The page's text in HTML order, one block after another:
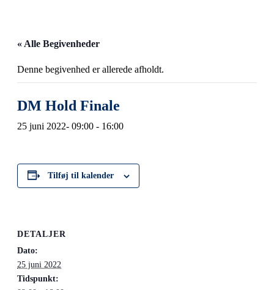
« Alle Begivenheder
Denne begivenhed er allerede afholdt.
DM Hold Finale
25 juni 2022- 09:00 - 16:00
Tilføj til kalender
DETALJER
Dato:
25 juni 2022
Tidspunkt: